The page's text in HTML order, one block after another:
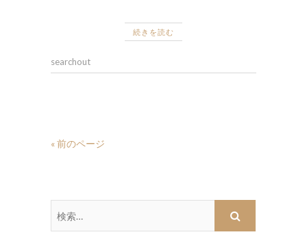
続きを読む
searchout
« 前のページ